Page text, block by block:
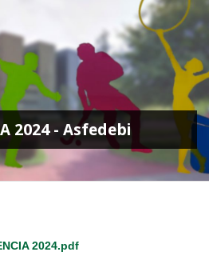
2024 - Asfedebi
2024.pdf